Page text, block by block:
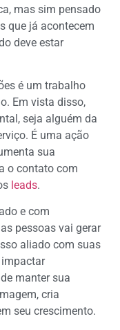
mas sim pensado
que já acontecem
deve estar
é um trabalho
Em vista disso,
seja alguém da
É uma ação
sua
o contato com
leads.
e com
pessoas vai gerar
aliado com suas
manter sua
cria
seu crescimento.